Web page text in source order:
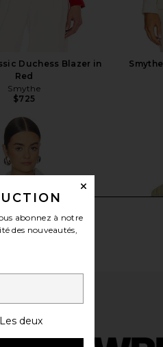
Duchess Blazer in
Red
Smythe
$725
abonnez à notre
des nouveautés,
Les deux